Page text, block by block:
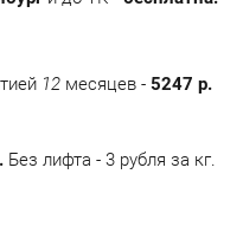
Без лифта - 3 рубля за кг.